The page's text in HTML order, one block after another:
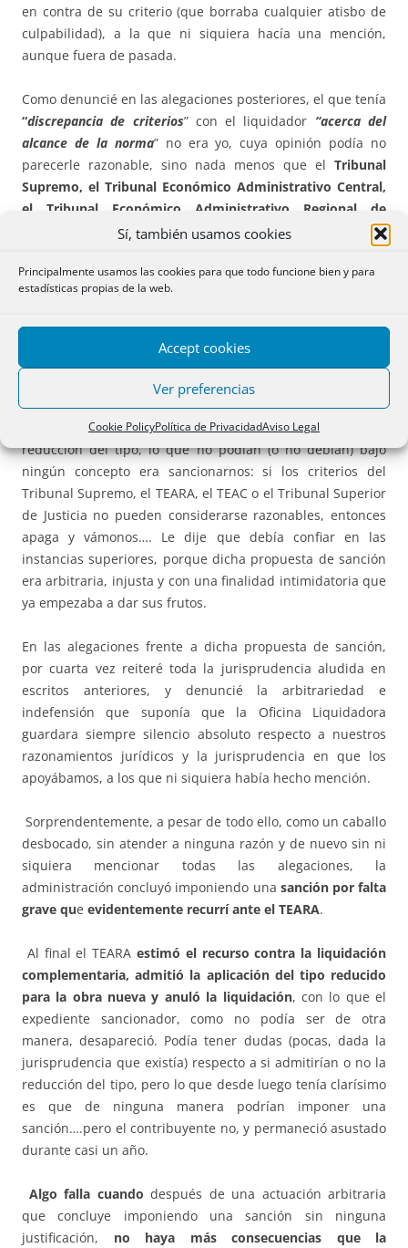
Sí, también usamos cookies
Principalmente usamos las cookies para que todo funcione bien y para
estadísticas propias de la web.
Accept cookies
Ver preferencias
Cookie PolicyPolítica de PrivacidadAviso Legal
en contra de su criterio (que borraba cualquier atisbo de
culpabilidad), a la que ni siquiera hacía una mención,
aunque fuera de pasada.
Como denuncié en las alegaciones posteriores, el que tenía
“discrepancia de criterios” con el liquidador “acerca del
alcance de la norma” no era yo, cuya opinión podía no
parecerle razonable, sino nada menos que el Tribunal
Supremo, el Tribunal Económico Administrativo Central,
el Tribunal Económico Administrativo Regional de
Andalucía y el Tribunal Superior de Justicia de Andalucía,
al liquidador, sino que debería seguirla obligatoriamente
al aplicar las normas fiscales, ya que es a dichas instancias
correctamente las mismas.
Intenté calmar al contribuyente, que ya empezaba a
arrepentirse de haber liquidado al tipo reducido,
explicándole que si bien podrían admitirnos o no la
reducción del tipo, lo que no podían (o no debían) bajo
ningún concepto era sancionarnos: si los criterios del
Tribunal Supremo, el TEARA, el TEAC o el Tribunal Superior
de Justicia no pueden considerarse razonables, entonces
apaga y vámonos…. Le dije que debía confiar en las
instancias superiores, porque dicha propuesta de sanción
era arbitraria, injusta y con una finalidad intimidatoria que
ya empezaba a dar sus frutos.
En las alegaciones frente a dicha propuesta de sanción,
por cuarta vez reiteré toda la jurisprudencia aludida en
escritos anteriores, y denuncié la arbitrariedad e
indefensión que suponía que la Oficina Liquidadora
guardara siempre silencio absoluto respecto a nuestros
razonamientos jurídicos y la jurisprudencia en que los
apoyábamos, a los que ni siquiera había hecho mención.
Sorprendentemente, a pesar de todo ello, como un caballo
desbocado, sin atender a ninguna razón y de nuevo sin ni
siquiera mencionar todas las alegaciones, la
administración concluyó imponiendo una sanción por falta
grave que evidentemente recurrí ante el TEARA.
Al final el TEARA estimó el recurso contra la liquidación
complementaria, admitió la aplicación del tipo reducido
para la obra nueva y anuló la liquidación, con lo que el
expediente sancionador, como no podía ser de otra
manera, desapareció. Podía tener dudas (pocas, dada la
jurisprudencia que existía) respecto a si admitirían o no la
reducción del tipo, pero lo que desde luego tenía clarísimo
es que de ninguna manera podrían imponer una
sanción….pero el contribuyente no, y permaneció asustado
durante casi un año.
Algo falla cuando después de una actuación arbitraria
que concluye imponiendo una sanción sin ninguna
justificación, no haya más consecuencias que la